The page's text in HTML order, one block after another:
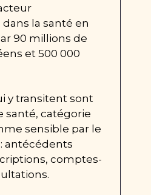
la santé en
90 millions de
et 500 000
y transitent sont
santé, catégorie
sensible par le
antécédents
comptes-